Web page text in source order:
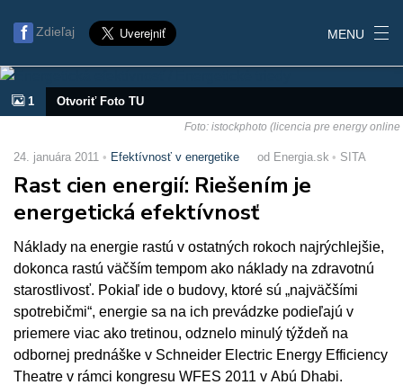
Zdieľaj MENU
1 Otvoriť Foto TU
Foto: istockphoto (licencia pre energy online
24. januára 2011 Efektívnosť v energetike od Energia.sk SITA
Rast cien energií: Riešením je
energetická efektívnosť
Náklady na energie rastú v ostatných rokoch najrýchlejšie,
dokonca rastú väčším tempom ako náklady na zdravotnú
starostlivosť. Pokiaľ ide o budovy, ktoré sú „najväčšími
spotrebičmi“, energie sa na ich prevádzke podieľajú v
priemere viac ako tretinou, odznelo minulý týždeň na
odbornej prednáške v Schneider Electric Energy Efficiency
Theatre v rámci kongresu WFES 2011 v Abú Dhabi.